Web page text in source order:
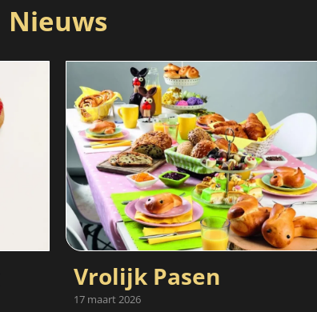
Nieuws
Vrolijk Pasen
17 maart 2026